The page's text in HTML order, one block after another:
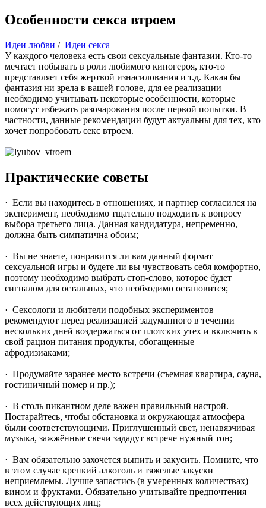
Особенности секса втроем
Идеи любви / Идеи секса
У каждого человека есть свои сексуальные фантазии. Кто-то
мечтает побывать в роли любимого киногероя, кто-то
представляет себя жертвой изнасилования и т.д. Какая бы
фантазия ни зрела в вашей голове, для ее реализации
необходимо учитывать некоторые особенности, которые
помогут избежать разочарования после первой попытки. В
частности, данные рекомендации будут актуальны для тех, кто
хочет попробовать секс втроем.
Практические советы
· Если вы находитесь в отношениях, и партнер согласился на
эксперимент, необходимо тщательно подходить к вопросу
выбора третьего лица. Данная кандидатура, непременно,
должна быть симпатична обоим;
· Вы не знаете, понравится ли вам данный формат
сексуальной игры и будете ли вы чувствовать себя комфортно,
поэтому необходимо выбрать стоп-слово, которое будет
сигналом для остальных, что необходимо остановится;
· Сексологи и любители подобных экспериментов
рекомендуют перед реализацией задуманного в течении
нескольких дней воздержаться от плотских утех и включить в
свой рацион питания продукты, обогащенные
афродизиаками;
· Продумайте заранее место встречи (съемная квартира, сауна,
гостиничный номер и пр.);
· В столь пикантном деле важен правильный настрой.
Постарайтесь, чтобы обстановка и окружающая атмосфера
были соответствующими. Приглушенный свет, ненавязчивая
музыка, зажжённые свечи зададут встрече нужный тон;
· Вам обязательно захочется выпить и закусить. Помните, что
в этом случае крепкий алкоголь и тяжелые закуски
неприемлемы. Лучше запастись (в умеренных количествах)
вином и фруктами. Обязательно учитывайте предпочтения
всех действующих лиц;